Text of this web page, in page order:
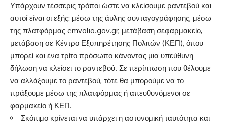
Υπάρχουν τέσσερις τρόποι ώστε να κλείσουμε ραντεβού και
αυτοί είναι οι εξής: μέσω της άυλης συνταγογράφησης, μέσω
της πλατφόρμας emvolio.gov.gr, μετάβαση σεφαρμακείο,
μετάβαση σε Κέντρο Εξυπηρέτησης Πολιτών (ΚΕΠ), όπου
μπορεί και ένα τρίτο πρόσωπο κάνοντας μια υπεύθυνη
δήλωση να κλείσει το ραντεβού. Σε περίπτωση που θέλουμε
να αλλάξουμε το ραντεβού, τότε θα μπορούμε να το
πράξουμε μέσω της πλατφόρμας ή απευθυνόμενοι σε
φαρμακείο ή ΚΕΠ.
Σκόπιμο κρίνεται να υπάρχει η αστυνομική ταυτότητα και